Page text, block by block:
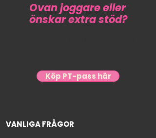
Ovanjoggare eller
önskar extra stöd?
Köp PT-pass här
VANLIGA FRÅGOR